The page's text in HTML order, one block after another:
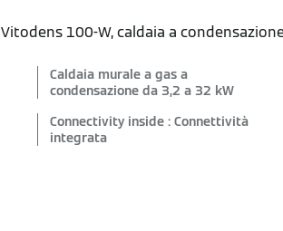
Vitodens 100-W, caldaia a
Caldaia murale a gas a
condensazione da 3,2 a 32 kW
Connectivity inside : Connettività
integrata